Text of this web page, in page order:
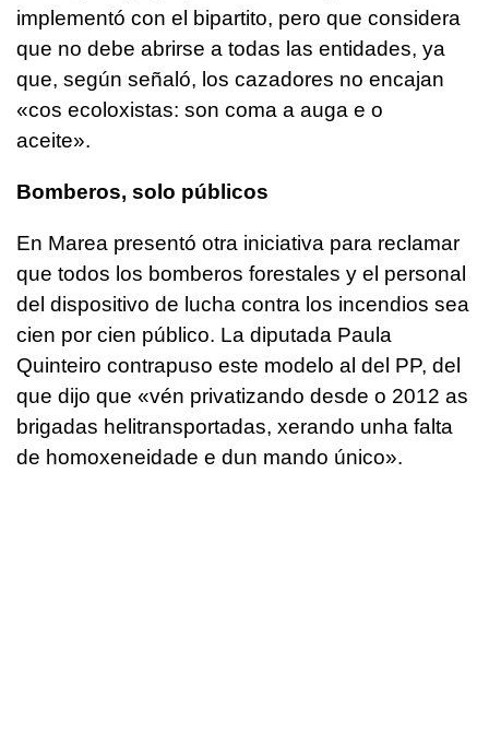
implementó con el bipartito, pero que considera
que no debe abrirse a todas las entidades, ya
que, según señaló, los cazadores no encajan
«cos ecoloxistas: son coma a auga e o
aceite».
Bomberos, solo públicos
En Marea presentó otra iniciativa para reclamar
que todos los bomberos forestales y el personal
del dispositivo de lucha contra los incendios sea
cien por cien público. La diputada Paula
Quinteiro contrapuso este modelo al del PP, del
que dijo que «vén privatizando desde o 2012 as
brigadas helitransportadas, xerando unha falta
de homoxeneidade e dun mando único».